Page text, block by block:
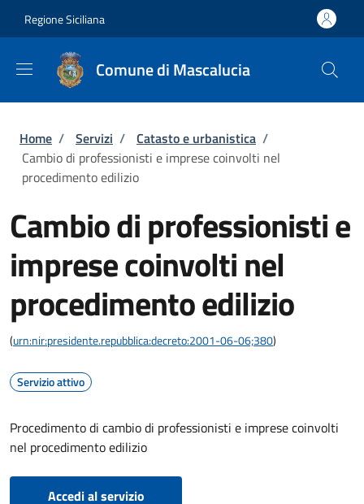
Regione Siciliana
Comune di Mascalucia
Briciole di pane
Home / Servizi / Catasto e urbanistica /
Cambio di professionisti e imprese coinvolti nel
procedimento edilizio
Cambio di professionisti e
imprese coinvolti nel
procedimento edilizio
(urn:nir:presidente.repubblica:decreto:2001-06-06;380)
Servizio attivo
Procedimento di cambio di professionisti e imprese coinvolti
nel procedimento edilizio
Accedi al servizio